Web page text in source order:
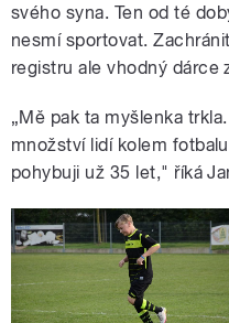
svého syna. Ten od té
nesmí sportovat.
registru ale vhodný dárce
„Mě pak ta myšlenka
množství lidí kolem
pohybuji už 35 let," říká